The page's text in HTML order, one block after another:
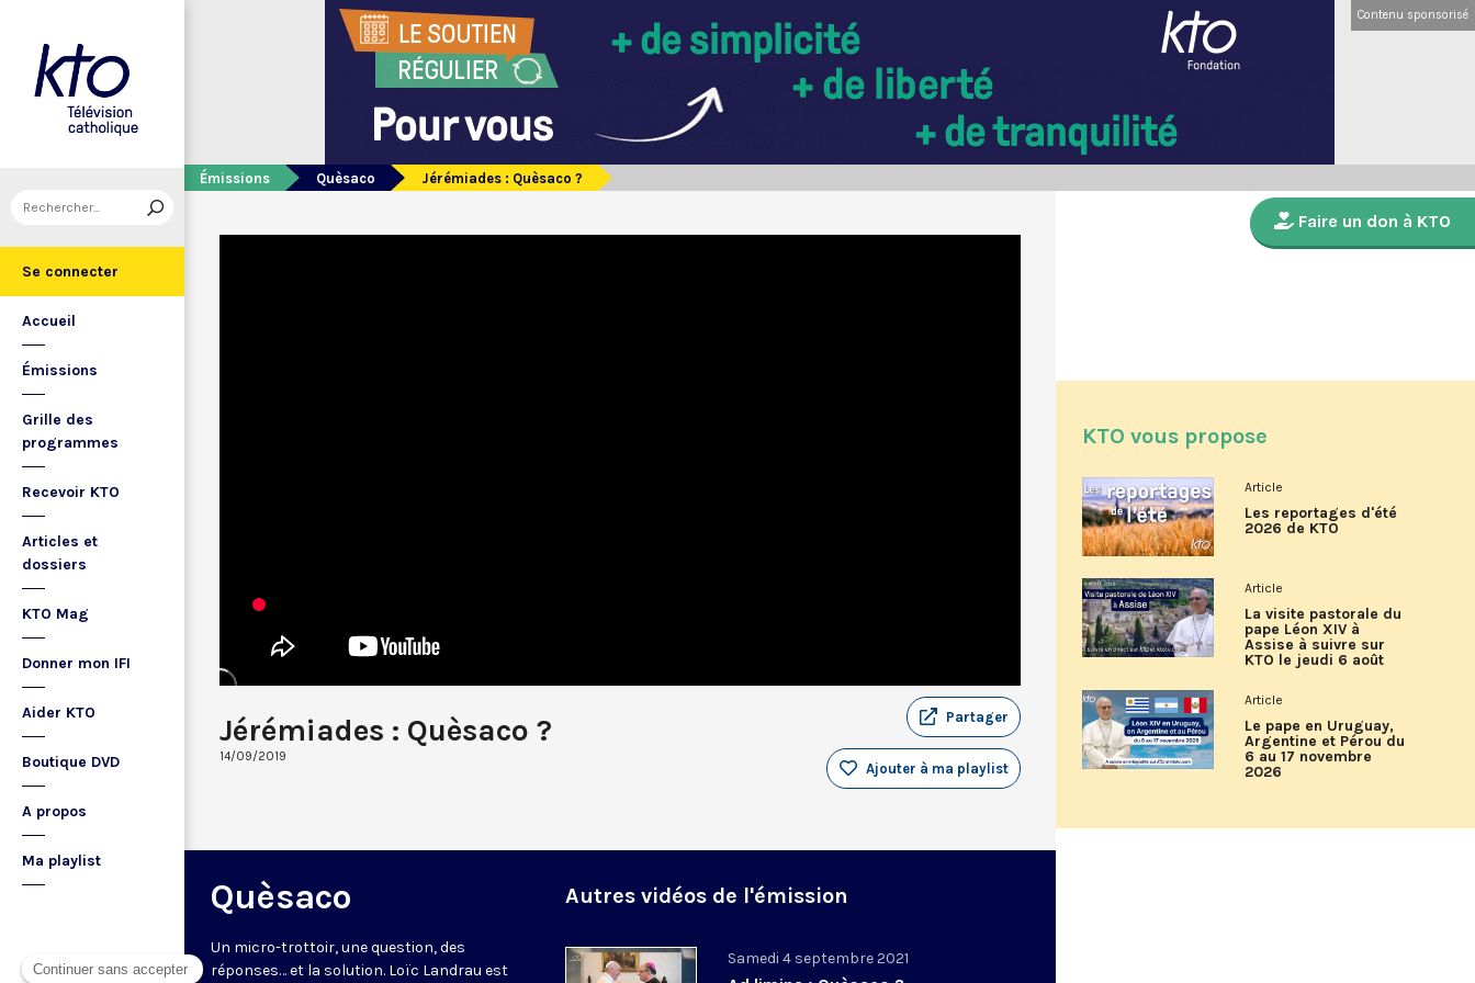
Se connecter
Accueil
Émissions
Grille des
programmes
Recevoir KTO
Articles et
dossiers
KTO Mag
Donner mon IFI
Aider KTO
Boutique DVD
A propos
Ma playlist
Contenu sponsorisé
Émissions Quèsaco Jérémiades : Quèsaco ?
Jérémiades : Quèsaco ?
14/09/2019
Partager
Ajouter à ma playlist
Quèsaco
Un micro-trottoir, une question, des
réponses… et la solution. Loïc Landrau est
Autres vidéos de l'émission
Samedi 4 septembre 2021
Faire un don à KTO
KTO vous propose
Article
Les reportages d'été
2026 de KTO
Article
La visite pastorale du
pape Léon XIV à
Assise à suivre sur
KTO le jeudi 6 août
Article
Le pape en Uruguay,
Argentine et Pérou du
6 au 17 novembre
2026